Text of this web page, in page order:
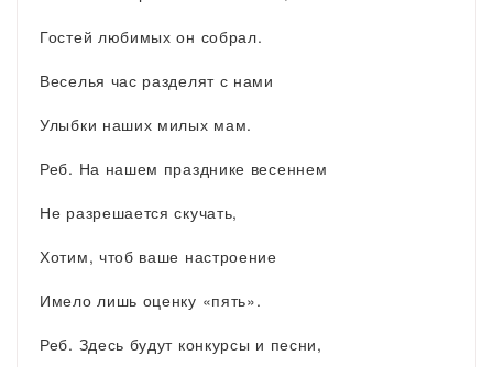
Гостей любимых он собрал.
Веселья час разделят с нами
Улыбки наших милых мам.
Реб. На нашем празднике весеннем
Не разрешается скучать,
Хотим, чтоб ваше настроение
Имело лишь оценку «пять».
Реб. Здесь будут конкурсы и песни,